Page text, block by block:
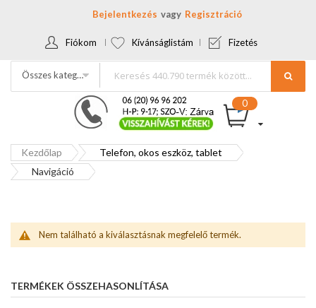
Bejelentkezés Regisztráció
Fiókom Kívánságlistám Fizetés
Összes kategória
Kezdőlap
Telefon, okos eszköz, tablet
Navigáció
Nem található a kiválasztásnak megfelelő termék.
TERMÉKEK ÖSSZEHASONLÍTÁSA